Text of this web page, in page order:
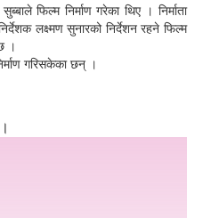
फिल्म निर्माण गरेका थिए । निर्माता
लक्ष्मण सुनारको निर्देशन रहने फिल्म
।
गरिसकेका छन् ।